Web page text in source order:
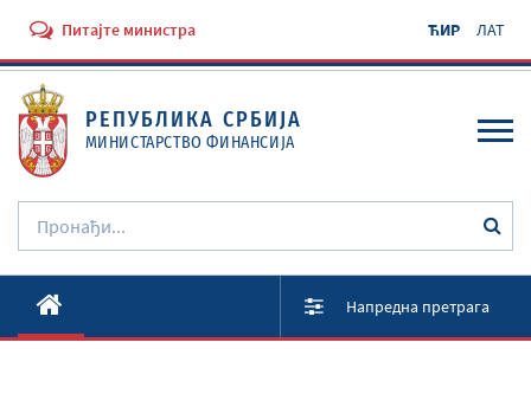
Питајте министра ЋИР ЛАТ
РЕПУБЛИКА СРБИЈА
МИНИСТАРСТВО ФИНАНСИЈА
Активности
Напредна претрага